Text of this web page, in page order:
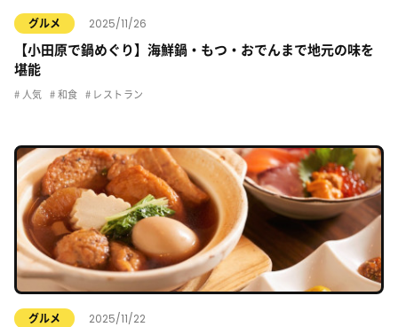
グルメ 2025/11/26
【小田原で鍋めぐり】海鮮鍋・もつ・おでんまで地元の味を
堪能
人気 和食 レストラン
グルメ 2025/11/22